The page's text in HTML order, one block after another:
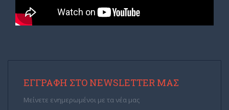
ΕΓΓΡΑΦΉ ΣΤΟ NEWSLETTER ΜΑΣ
Μείνετε ενημερωμένοι με τα νέα μας